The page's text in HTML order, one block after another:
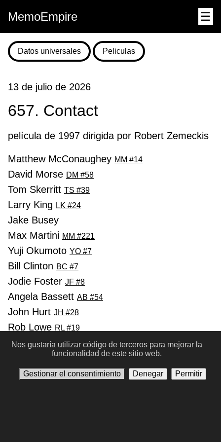
MemoEmpire ☰
Datos universales Peliculas
13 de julio de 2026
657. Contact
película de 1997 dirigida por Robert Zemeckis
Matthew McConaughey MM #14
David Morse DM #58
Tom Skerritt TS #39
Larry King LK #24
Jake Busey
Max Martini MM #221
Yuji Okumoto YO #7
Bill Clinton BC #7
Jodie Foster JF #8
Angela Bassett AB #54
John Hurt JH #28
Rob Lowe RL #19
Jena MaloneJM #75
William FichtnerWF #3
James WoodsJW #14
Nos gustaría utilizar código de tercerospara mejorar la
funcionalidad de este sitio web.
Gestionar el consentimiento Denegar Permitir